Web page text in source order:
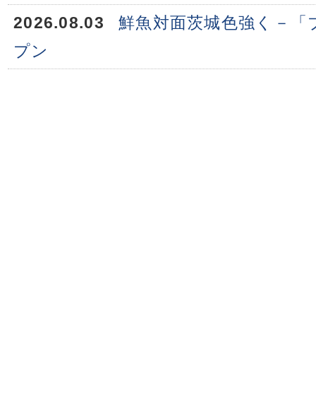
2026.08.03
鮮魚対面茨城色強く－
プン